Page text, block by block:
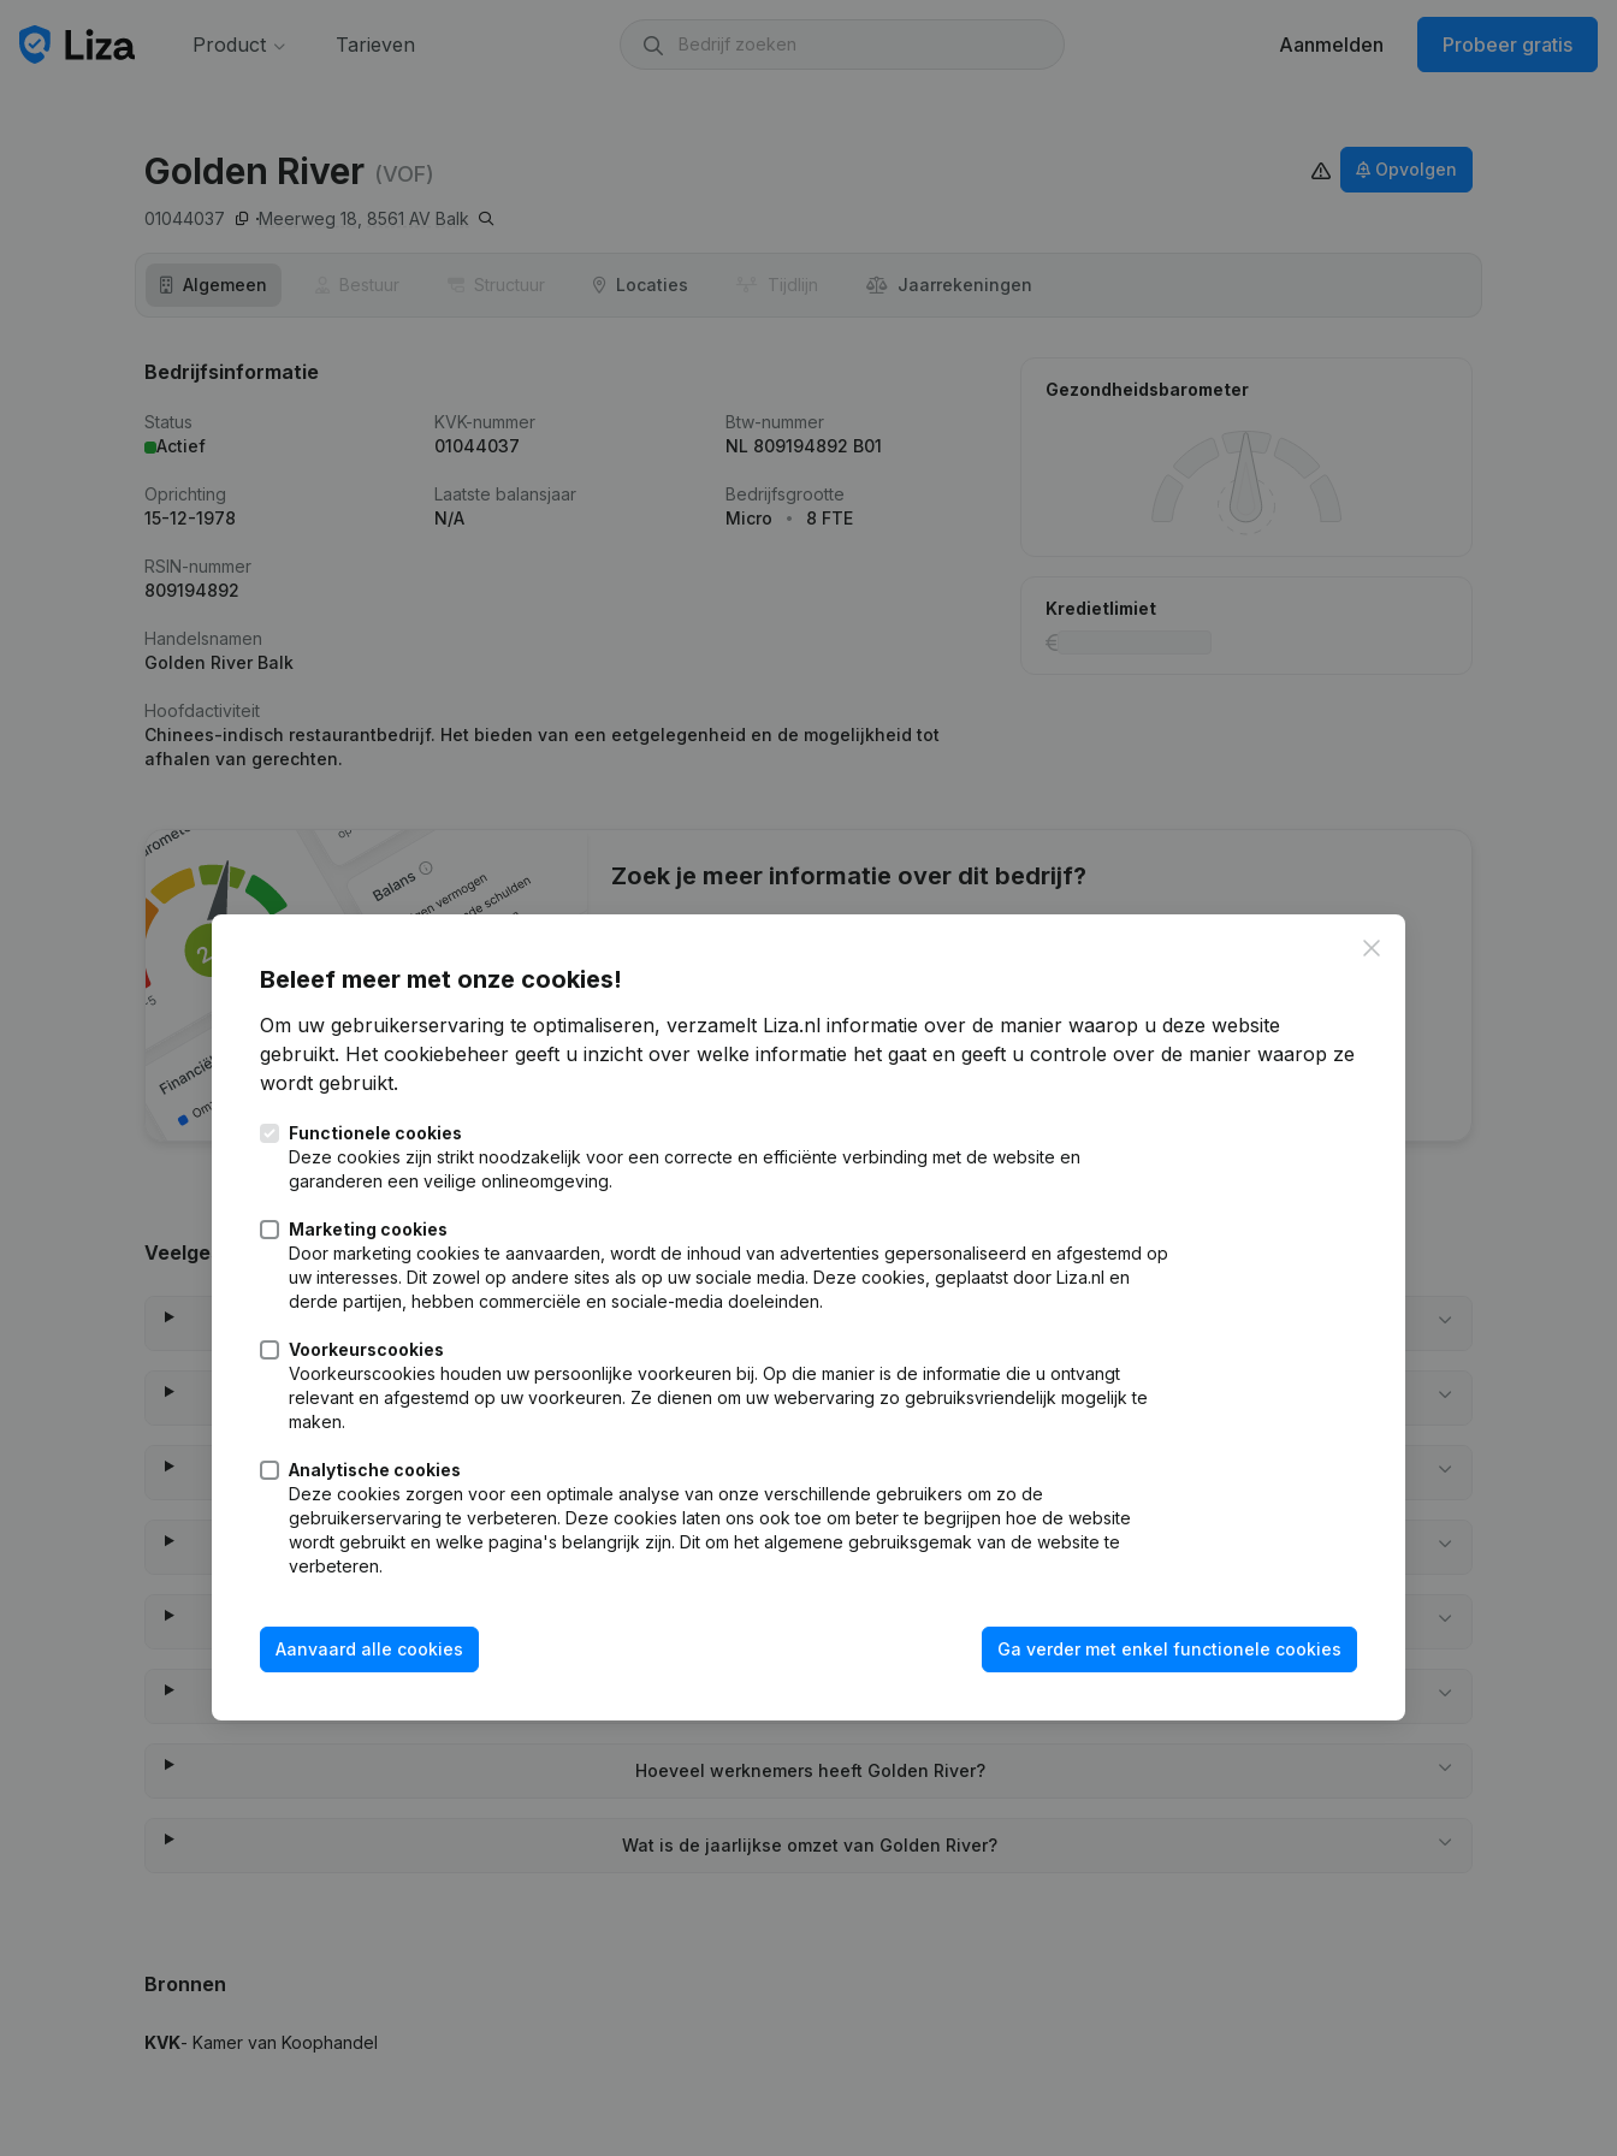
Product Tarieven Aanmelden Probeer gratis
Golden River (VOF)
01044037 Meerweg 18, 8561 AV Balk
Opvolgen
Algemeen Bestuur Structuur Locaties Tijdlijn Jaar­rekeningen
Bedrijfsinformatie
Status
Actief
KVK-nummer
01044037
Btw-nummer
NL 809194892 B01
Oprichting
15-12-1978
Laatste balansjaar
N/A
Bedrijfsgrootte
Micro
8 FTE
RSIN-nummer
809194892
Handelsnamen
Golden River Balk
Hoofdactiviteit
Chinees-indisch restaurantbedrijf. Het bieden van een eetgelegenheid en de mogelijkheid tot
afhalen van gerechten.
Gezondheidsbarometer
Kredietlimiet
Zoek je meer informatie over dit bedrijf?
Probeer gratis Meer ontdekken
Veelgestelde vragen
Wat is het btw-nummer van Golden River?
Wanneer werd Golden River opgericht?
Hoeveel werknemers heeft Golden River?
Wat is de jaarlijkse omzet van Golden River?
Bronnen
KVK- Kamer van Koophandel
Close
Beleef meer met onze cookies!
Om uw gebruikerservaring te optimaliseren, verzamelt Liza.nl informatie over de manier waarop u deze website
gebruikt. Het cookiebeheer geeft u inzicht over welke informatie het gaat en geeft u controle over de manier waarop ze
wordt gebruikt.
Functionele cookies
Deze cookies zijn strikt noodzakelijk voor een correcte en efficiënte verbinding met de website en
garanderen een veilige onlineomgeving.
Marketing cookies
Door marketing cookies te aanvaarden, wordt de inhoud van advertenties gepersonaliseerd en afgestemd op
uw interesses. Dit zowel op andere sites als op uw sociale media. Deze cookies, geplaatst door Liza.nl en
derde partijen, hebben commerciële en sociale-media doeleinden.
Voorkeurscookies
Voorkeurscookies houden uw persoonlijke voorkeuren bij. Op die manier is de informatie die u ontvangt
relevant en afgestemd op uw voorkeuren. Ze dienen om uw webervaring zo gebruiksvriendelijk mogelijk te
maken.
Analytische cookies
Deze cookies zorgen voor een optimale analyse van onze verschillende gebruikers om zo de
gebruikerservaring te verbeteren. Deze cookies laten ons ook toe om beter te begrijpen hoe de website
wordt gebruikt en welke pagina's belangrijk zijn. Dit om het algemene gebruiksgemak van de website te
verbeteren.
Aanvaard alle cookies Ga verder met enkel functionele cookies